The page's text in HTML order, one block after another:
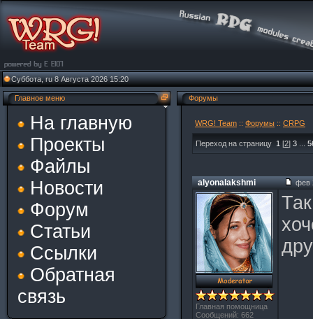
Суббота, ru 8 Августа 2026 15:20
Главное меню
На главную
Проекты
Файлы
Новости
Форум
Статьи
Ссылки
Обратная
связь
Форумы
WRG! Team :: Форумы :: CRPG
Переход на страницу 1 [2] 3
alyonalakshmi фев
Главная помощница
Сообщений: 662